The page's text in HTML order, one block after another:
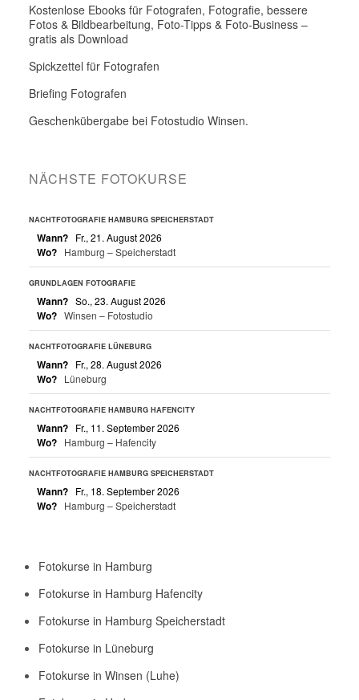
Kostenlose Ebooks für Fotografen, Fotografie, bessere
Fotos & Bildbearbeitung, Foto-Tipps & Foto-Business –
gratis als Download
Spickzettel für Fotografen
Briefing Fotografen
Geschenkübergabe bei Fotostudio Winsen.
NÄCHSTE FOTOKURSE
NACHTFOTOGRAFIE HAMBURG SPEICHERSTADT
Wann? Fr., 21. August 2026
Wo? Hamburg – Speicherstadt
GRUNDLAGEN FOTOGRAFIE
Wann? So., 23. August 2026
Wo? Winsen – Fotostudio
NACHTFOTOGRAFIE LÜNEBURG
Wann? Fr., 28. August 2026
Wo? Lüneburg
NACHTFOTOGRAFIE HAMBURG HAFENCITY
Wann? Fr., 11. September 2026
Wo? Hamburg – Hafencity
NACHTFOTOGRAFIE HAMBURG SPEICHERSTADT
Wann? Fr., 18. September 2026
Wo? Hamburg – Speicherstadt
Fotokurse in Hamburg
Fotokurse in Hamburg Hafencity
Fotokurse in Hamburg Speicherstadt
Fotokurse in Lüneburg
Fotokurse in Winsen (Luhe)